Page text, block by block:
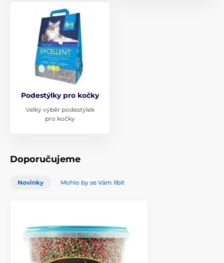
Podestýlky pro kočky
Velký výběr podestýlek
pro kočky
Doporučujeme
Novinky Mohlo by se Vám líbit